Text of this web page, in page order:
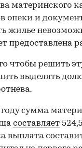
материнского
опеки и
жилье
предоставлена
чтобы решить
выделять
году сумма
составляет
выплата